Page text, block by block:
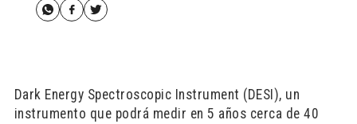
Dark Energy Spectroscopic Instrument (DESI), un
instrumento que podrá medir en 5 años cerca de 40